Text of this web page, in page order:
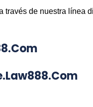
través de nuestra línea